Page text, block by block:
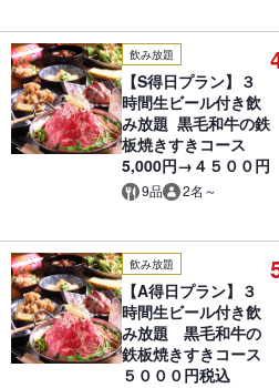
飲み放題
【S得日プラン】３
時間生ビール付き飲
み放題 黒毛和牛の鉄
板焼きすきコース
5,000円→４５００円
9品 2名～
飲み放題
【A得日プラン】３
時間生ビール付き飲
み放題 黒毛和牛の
鉄板焼きすきコース
５０００円税込